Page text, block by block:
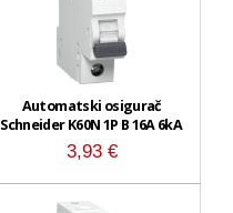
Automatski osigurač
Schneider K60N 1P B 16A 6kA
3,93 €